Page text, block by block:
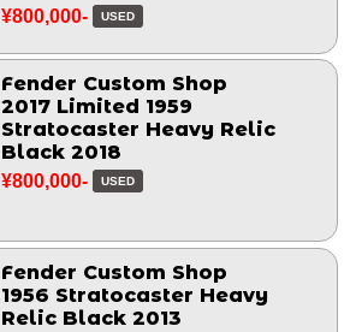
¥800,000- USED
Fender Custom Shop
2017 Limited 1959
Stratocaster Heavy Relic
Black 2018
¥800,000- USED
Fender Custom Shop
1956 Stratocaster Heavy
Relic Black 2013